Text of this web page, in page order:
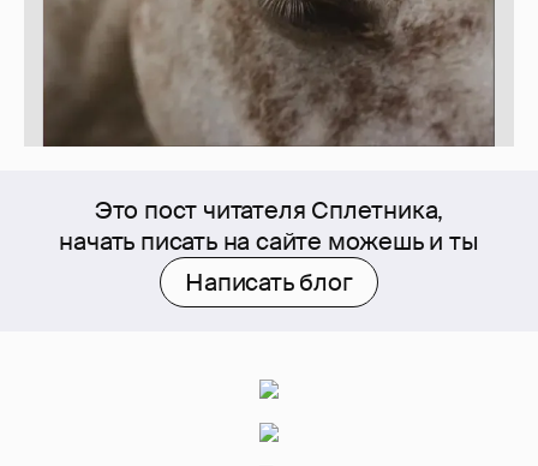
Это пост читателя Сплетника,
начать писать на сайте можешь и ты
Написать блог